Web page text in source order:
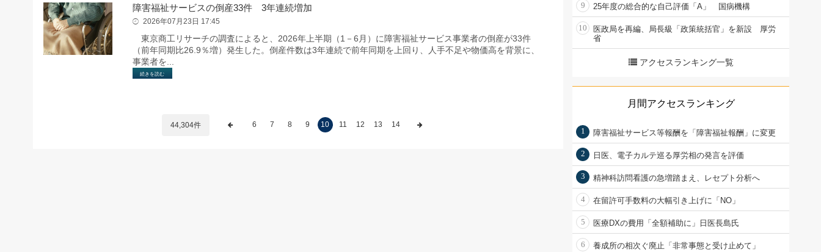
障害福祉サービスの倒産33件 3年連続増加
2026年07月23日 17:45
東京商工リサーチの調査によると、2026年上半期（1－6月）に障害福祉サービス事業者の倒産が33件
（前年同期比26.9％増）発生した。倒産件数は3年連続で前年同期を上回り、人手不足や物価高を背景に、
事業者を...
続きを読む
44,304件 6 7 8 9 10 11 12 13 14
9 25年度の総合的な自己評価「A」 国病機構
10
医政局を再編、局長級「政策統括官」を新設 厚労
省
アクセスランキング一覧
月間アクセスランキング
1 障害福祉サービス等報酬を「障害福祉報酬」に変更
2 日医、電子カルテ巡る厚労相の発言を評価
3 精神科訪問看護の急増踏まえ、レセプト分析へ
4 在留許可手数料の大幅引き上げに「NO」
5 医療DXの費用「全額補助に」日医長島氏
6 養成所の相次ぐ廃止「非常事態と受け止めて」